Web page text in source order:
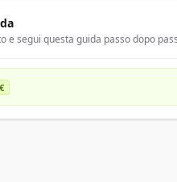
segui questa guida passo dopo